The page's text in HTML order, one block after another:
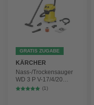
GRATIS ZUGABE
KÄRCHER
Nass-/Trockensauger
WD 3 P V-17/4/20
Workshop mit
(1)